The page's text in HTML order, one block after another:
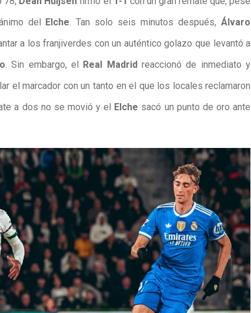
del
Elche. Tan solo seis minutos después,Álvaro
a los franjiverdes con un auténtico golazo que levantó a
. Sin embargo, el Real Madrid reaccionó de inmediato y
el marcador con un tanto en el que los locales reclamaron
a dos no se movió y el
Elche sacó un punto de oro ante